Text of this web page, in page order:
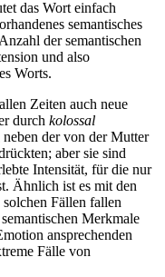
das Wort einfach
semantisches
der semantischen
und also
Worts.
Zeiten auch neue
durch kolossal
der von der Mutter
aber sie sind
Intensität, für die nur
Ähnlich ist es mit den
solchen Fällen fallen
Merkmale
ansprechenden
Fälle von